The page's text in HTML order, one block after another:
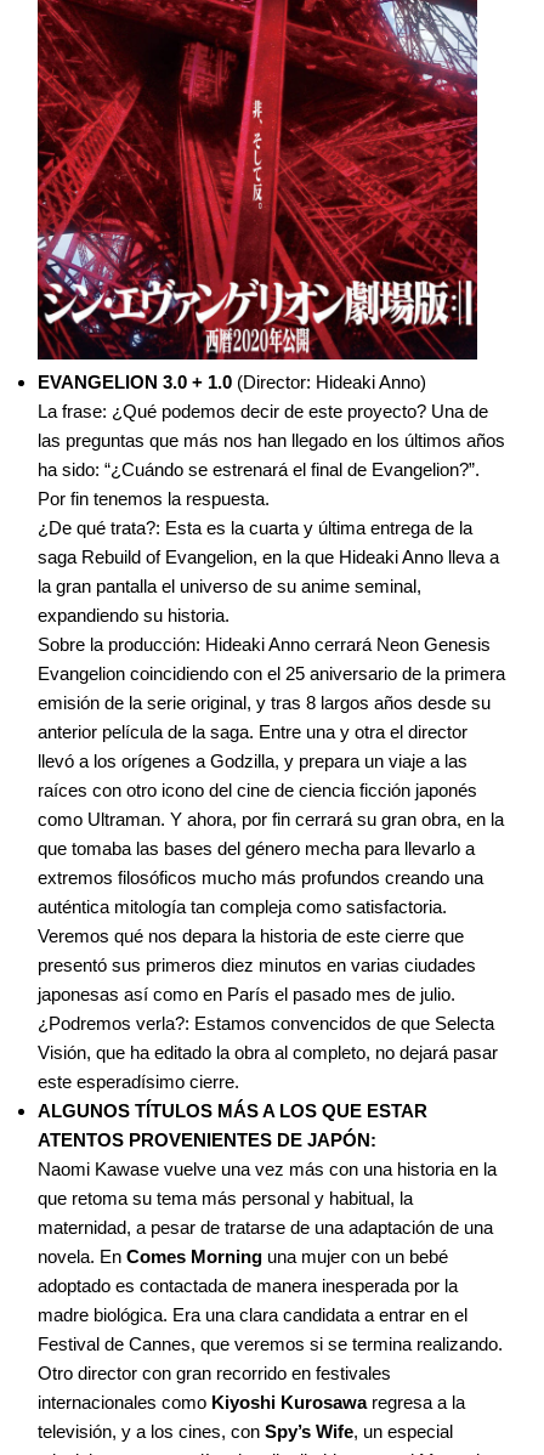
EVANGELION 3.0 + 1.0 (Director: Hideaki Anno)
La frase: ¿Qué podemos decir de este proyecto? Una de
las preguntas que más nos han llegado en los últimos años
ha sido: “¿Cuándo se estrenará el final de Evangelion?”.
Por fin tenemos la respuesta.
¿De qué trata?: Esta es la cuarta y última entrega de la
saga Rebuild of Evangelion, en la que Hideaki Anno lleva a
la gran pantalla el universo de su anime seminal,
expandiendo su historia.
Sobre la producción: Hideaki Anno cerrará Neon Genesis
Evangelion coincidiendo con el 25 aniversario de la primera
emisión de la serie original, y tras 8 largos años desde su
anterior película de la saga. Entre una y otra el director
llevó a los orígenes a Godzilla, y prepara un viaje a las
raíces con otro icono del cine de ciencia ficción japonés
como Ultraman. Y ahora, por fin cerrará su gran obra, en la
que tomaba las bases del género mecha para llevarlo a
extremos filosóficos mucho más profundos creando una
auténtica mitología tan compleja como satisfactoria.
Veremos qué nos depara la historia de este cierre que
presentó sus primeros diez minutos en varias ciudades
japonesas así como en París el pasado mes de julio.
¿Podremos verla?: Estamos convencidos de que Selecta
Visión, que ha editado la obra al completo, no dejará pasar
este esperadísimo cierre.
ALGUNOS TÍTULOS MÁS A LOS QUE ESTAR
ATENTOS PROVENIENTES DE JAPÓN:
Naomi Kawase vuelve una vez más con una historia en la
que retoma su tema más personal y habitual, la
maternidad, a pesar de tratarse de una adaptación de una
novela. En Comes Morning una mujer con un bebé
adoptado es contactada de manera inesperada por la
madre biológica. Era una clara candidata a entrar en el
Festival de Cannes, que veremos si se termina realizando.
Otro director con gran recorrido en festivales
internacionales como Kiyoshi Kurosawa regresa a la
televisión, y a los cines, con Spy’s Wife, un especial